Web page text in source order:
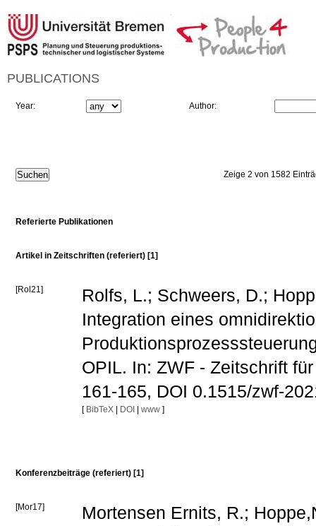
PUBLICATIONS
Year: Author:
Zeige 2 von 1582
Referierte Publikationen
Artikel in Zeitschriften (referiert) [1]
[Rol21]
Rolfs, L.; Schweers, D.;
Integration eines
OPIL. In: ZWF - Zeitschrift
161-165, DOI 0.1515/zwf-
[ BibTeX| DOI www ]
Konferenzbeiträge (referiert) [1]
[Mor17]
Mortensen Ernits, R.;